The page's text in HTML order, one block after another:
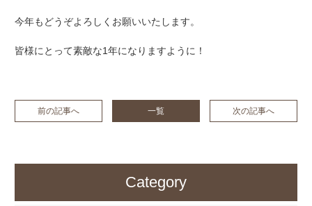
今年もどうぞよろしくお願いいたします。
皆様にとって素敵な1年になりますように！
前の記事へ 一覧 次の記事へ
Category